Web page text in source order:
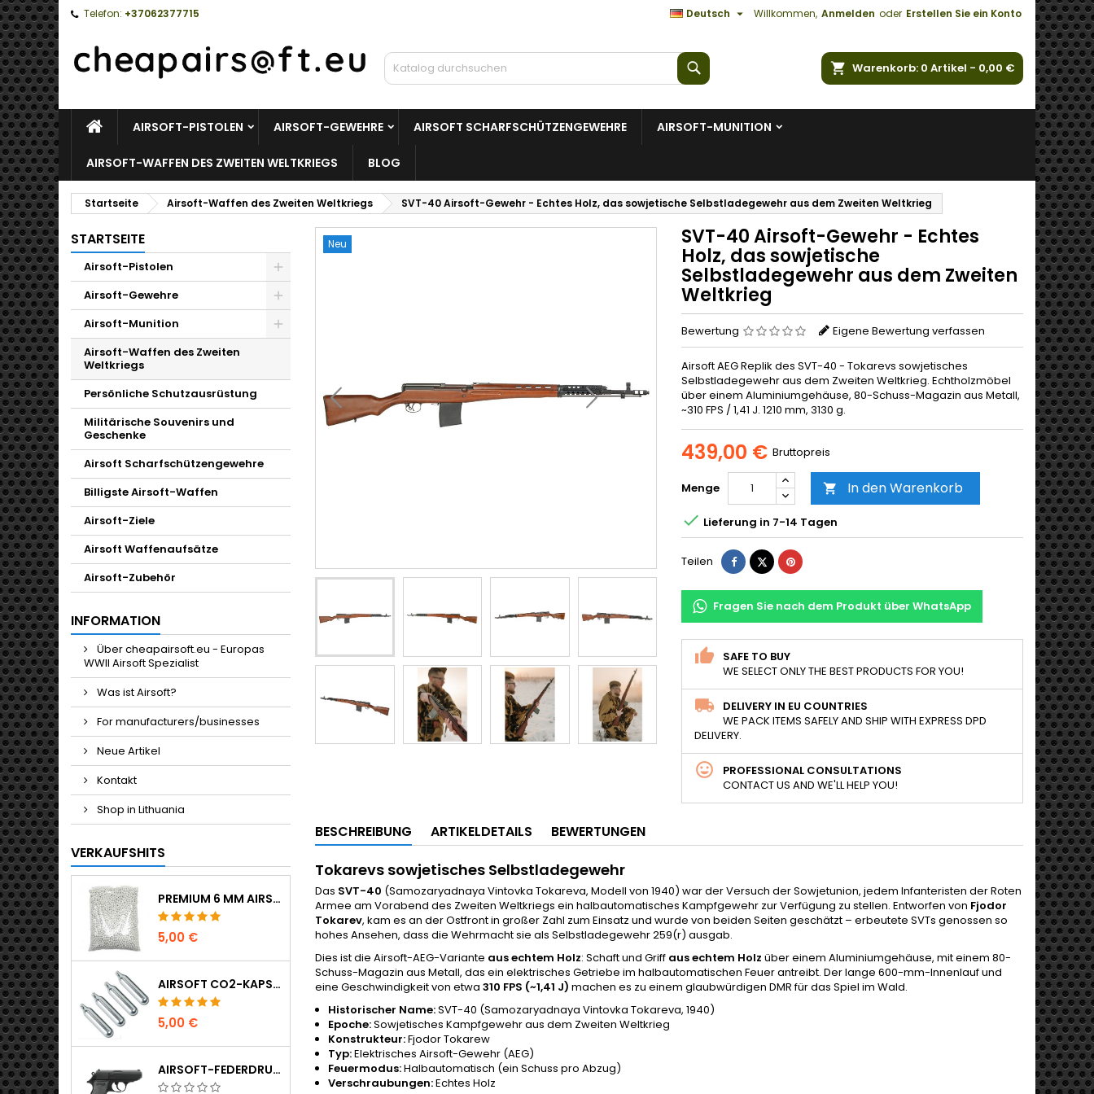
Telefon: +37062377715 Willkommen, Anmelden oder Erstellen Sie ein Konto
Deutsch 
Warenkorb 0 Artikel - 0,00 €
STARTSEITE
AIRSOFT-PISTOLEN AIRSOFT-GEWEHRE AIRSOFT SCHARFSCHÜTZENGEWEHRE AIRSOFT-MUNITION
AIRSOFT-WAFFEN DES ZWEITEN WELTKRIEGS BLOG
Startseite Airsoft-Waffen des Zweiten Weltkriegs SVT-40 Airsoft-Gewehr - Echtes Holz, das sowjetische Selbstladegewehr aus dem Zweiten Weltkrieg
STARTSEITE
Airsoft-Pistolen
Airsoft-Gewehre
Airsoft-Munition
Airsoft-Waffen des Zweiten
Weltkriegs
Persönliche Schutzausrüstung
Militärische Souvenirs und
Geschenke
Airsoft Scharfschützengewehre
Billigste Airsoft-Waffen
Airsoft-Ziele
Airsoft Waffenaufsätze
Airsoft-Zubehör
INFORMATION
Über cheapairsoft.eu - Europas
WWII Airsoft Spezialist
Was ist Airsoft?
For manufacturers/businesses
Neue Artikel
Kontakt
Shop in Lithuania
VERKAUFSHITS
PREMIUM 6 MM AIRSOFT BBS 0,20 G - 1000 SCHUSS, NICHT KLEMMEND, GERADE SCHIESSEND
5,00 €
AIRSOFT CO2-KAPSELN 12G 5ER-PACK - HERGESTELLT IN UNGARN, EU, PREMIUM QUALITÄT
5,00 €
AIRSOFT-FEDERDRUCKPISTOLE WALTHER PPK/S
Neu SVT-40 Airsoft-Gewehr - Echtes
Holz, das sowjetische
Selbstladegewehr aus dem Zweiten
Weltkrieg
Bewertung Eigene Bewertung verfassen
Airsoft AEG Replik des SVT-40 - Tokarevs sowjetisches
Selbstladegewehr aus dem Zweiten Weltkrieg. Echtholzmöbel
über einem Aluminiumgehäuse, 80-Schuss-Magazin aus Metall,
~310 FPS / 1,41 J. 1210 mm, 3130 g.
439,00 € Bruttopreis
Menge  In den Warenkorb
 Lieferung in 7-14 Tagen
Teilen TeilenTweetPinterest
Fragen Sie nach dem Produkt über WhatsApp
SAFE TO BUY
WE SELECT ONLY THE BEST PRODUCTS FOR YOU!
DELIVERY IN EU COUNTRIES
WE PACK ITEMS SAFELY AND SHIP WITH EXPRESS DPD
DELIVERY.
PROFESSIONAL CONSULTATIONS
CONTACT US AND WE'LL HELP YOU!
BESCHREIBUNG ARTIKELDETAILS BEWERTUNGEN
Tokarevs sowjetisches Selbstladegewehr
Das SVT-40 (Samozaryadnaya Vintovka Tokareva, Modell von 1940) war der Versuch der Sowjetunion, jedem Infanteristen der Roten
Armee am Vorabend des Zweiten Weltkriegs ein halbautomatisches Kampfgewehr zur Verfügung zu stellen. Entworfen von Fjodor
Tokarev, kam es an der Ostfront in großer Zahl zum Einsatz und wurde von beiden Seiten geschätzt – erbeutete SVTs genossen so
hohes Ansehen, dass die Wehrmacht sie als Selbstladegewehr 259(r) ausgab.
Dies ist die Airsoft-AEG-Variante aus echtem Holz: Schaft und Griff aus echtem Holz über einem Aluminiumgehäuse, mit einem 80-
Schuss-Magazin aus Metall, das ein elektrisches Getriebe im halbautomatischen Feuer antreibt. Der lange 600-mm-Innenlauf und
eine Geschwindigkeit von etwa 310 FPS (~1,41 J) machen es zu einem glaubwürdigen DMR für das Spiel im Wald.
Historischer Name:SVT-40 (Samozaryadnaya Vintovka Tokareva, 1940)
Epoche:Sowjetisches Kampfgewehr aus dem Zweiten Weltkrieg
Konstrukteur:Fjodor Tokarew
Typ:Elektrisches Airsoft-Gewehr (AEG)
Feuermodus:Halbautomatisch (ein Schuss pro Abzug)
Verschraubungen:Echtes Holz